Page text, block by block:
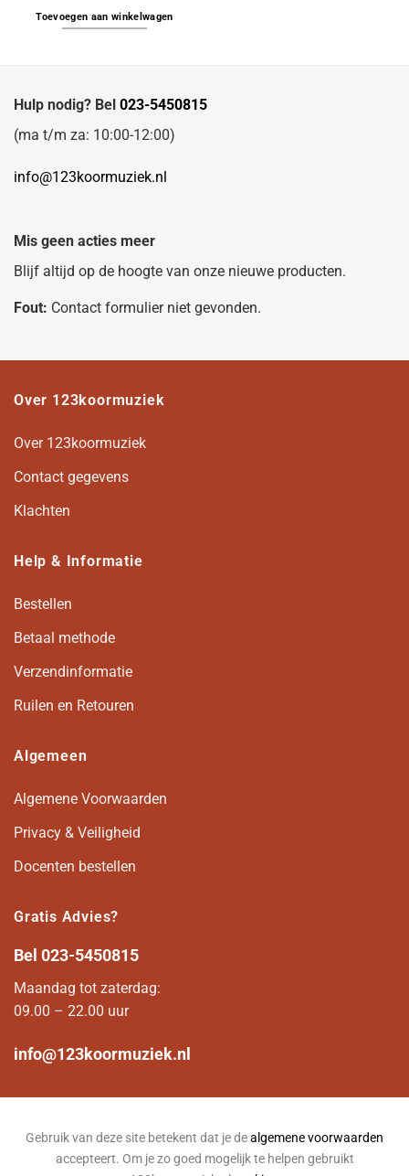
Toevoegen aan winkelwagen
Hulp nodig? Bel 023-5450815
(ma t/m za: 10:00-12:00)
info@123koormuziek.nl
Mis geen acties meer
Blijf altijd op de hoogte van onze nieuwe producten.
Fout: Contact formulier niet gevonden.
Over 123koormuziek
Over 123koormuziek
Contact gegevens
Klachten
Help & Informatie
Bestellen
Betaal methode
Verzendinformatie
Ruilen en Retouren
Algemeen
Algemene Voorwaarden
Privacy & Veiligheid
Docenten bestellen
Gratis Advies?
Bel 023-5450815
Maandag tot zaterdag:
09.00 – 22.00 uur
info@123koormuziek.nl
Gebruik van deze site betekent dat je dealgemene voorwaarden
accepteert. Om je zo goed mogelijk te helpen gebruikt